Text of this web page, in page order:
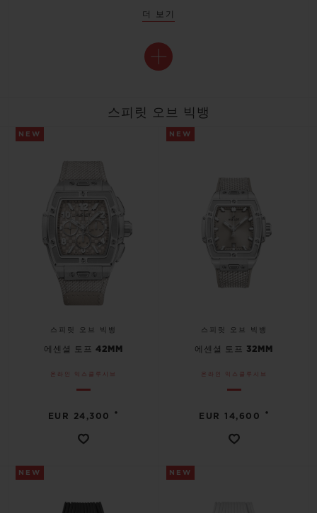
더 보기
스피릿 오브 빅뱅
NEW
스피릿 오브 빅뱅
에센셜 토프 42MM
온라인 익스클루시브
EUR 24,300 •
NEW
스피릿 오브 빅뱅
에센셜 토프 32MM
온라인 익스클루시브
EUR 14,600 •
NEW NEW